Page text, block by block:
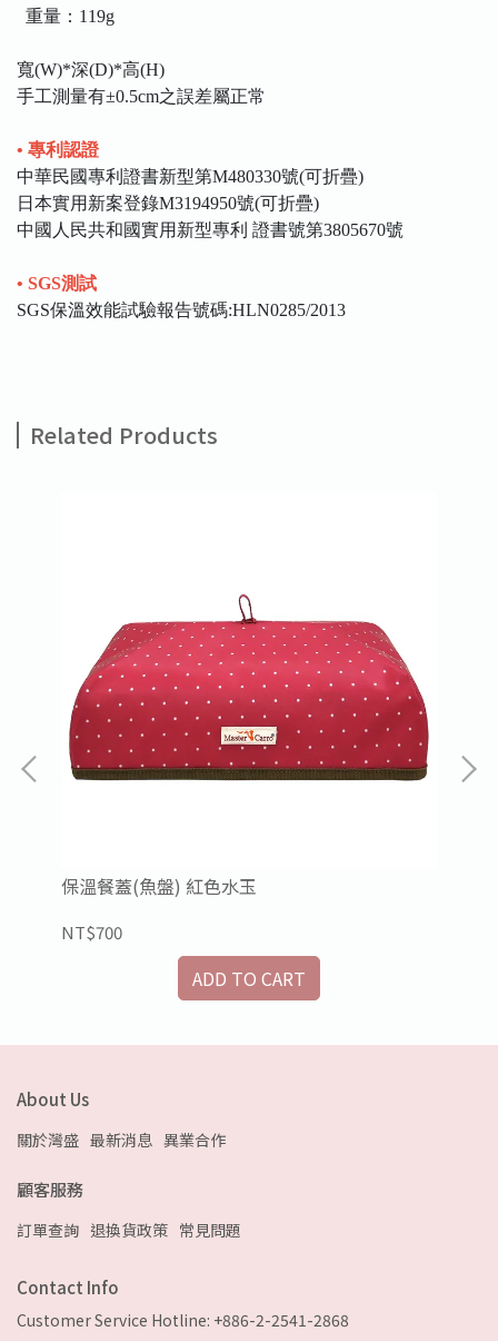
重量：119g
寬(W)*深(D)*高(H)
手工測量有±0.5cm之誤差屬正常
• 專利認證
中華民國專利證書新型第M480330號(可折疊)
日本實用新案登錄M3194950號(可折疊)
中國人民共和國實用新型專利 證書號第3805670號
• SGS測試
SGS保溫效能試驗報告號碼:HLN0285/2013
Related Products
保溫餐蓋(魚盤) 紅色水玉
NT$700
ADD TO CART
About Us
關於灣盛 最新消息 異業合作
顧客服務
訂單查詢 退換貨政策 常見問題
Contact Info
Customer Service Hotline: +886-2-2541-2868